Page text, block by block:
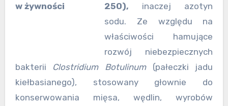
250), inaczej azotyn
sodu. Ze względu na
właściwości hamujące
rozwój niebezpiecznych
bakterii Clostridium Botulinum(pałeczki jadu
kiełbasianego), stosowany głownie do
konserwowania mięsa, wędlin, wyrobów